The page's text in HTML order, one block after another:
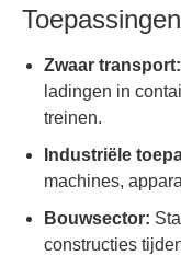
Toepassingen
Zwaar transport:
ladingen in
treinen.
Industriële
machines,
Bouwsector:
constructies